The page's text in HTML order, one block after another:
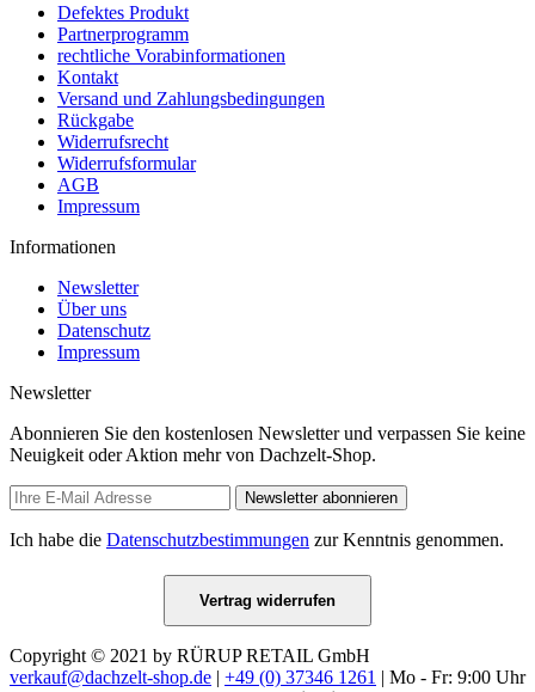
Defektes Produkt
Partnerprogramm
rechtliche Vorabinformationen
Kontakt
Versand und Zahlungsbedingungen
Rückgabe
Widerrufsrecht
Widerrufsformular
AGB
Impressum
Informationen
Newsletter
Über uns
Datenschutz
Impressum
Newsletter
Abonnieren Sie den kostenlosen Newsletter und verpassen Sie keine
Neuigkeit oder Aktion mehr von Dachzelt-Shop.
Newsletter abonnieren
Ich habe die Datenschutzbestimmungen zur Kenntnis genommen.
Vertrag widerrufen
Copyright © 2021 by RÜRUP RETAIL GmbH
verkauf@dachzelt-shop.de | +49 (0) 37346 1261 | Mo - Fr: 9:00 Uhr